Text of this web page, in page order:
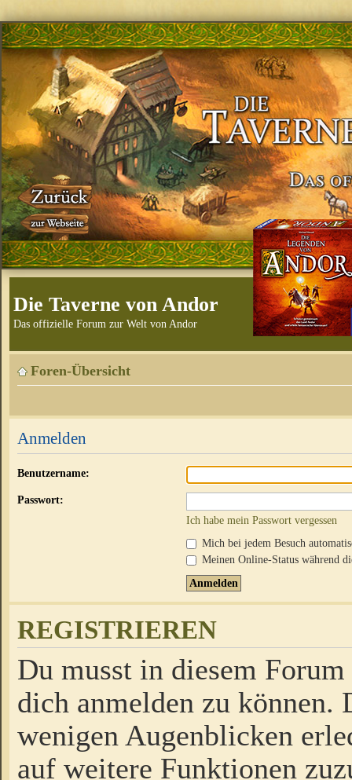
Die Taverne von Andor
Das offizielle Forum zur Welt von Andor
Foren-Übersicht
Anmelden
Benutzername:
Passwort:
Ich habe mein Passwort vergessen
Mich bei jedem Besuch
Meinen Online-Status während
REGISTRIEREN
Du musst in diesem
dich anmelden zu
wenigen Augenblicken
auf weitere Funktionen